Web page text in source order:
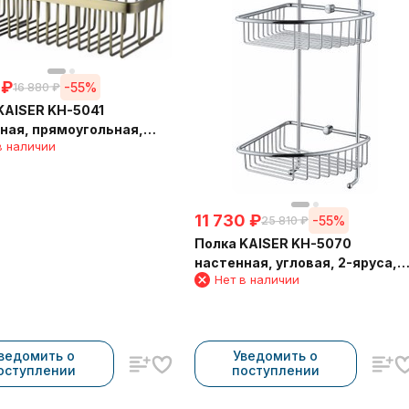
₽16 880 ₽ -55%
KH-5041
прямоугольная,
310*120*80
наличии
о
11 730 ₽25 810 ₽ -55%
Полка KAISER KH-5070
настенная, угловая, 2-яруса,
Хром 204*204*430*60
Нет в наличии
Уведомить о
поступлении